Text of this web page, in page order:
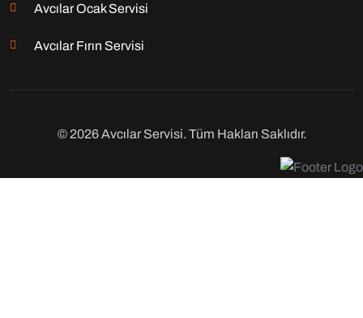
Avcılar Ocak Servisi
Avcılar Fırın Servisi
© 2026 Avcılar Servisi. Tüm Hakları Saklıdır.